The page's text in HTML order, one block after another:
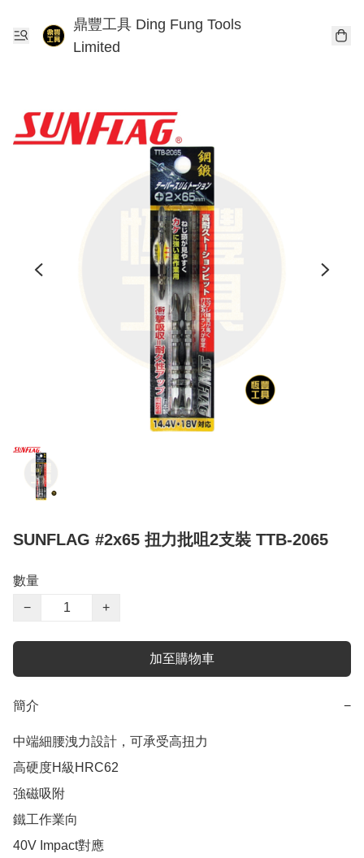
鼎豐工具 Ding Fung Tools
Limited
SUNFLAG #2x65 扭力批咀2支裝 TTB-2065
數量
−
+
加至購物車
簡介 −
中端細腰洩力設計，可承受高扭力
高硬度H級HRC62
強磁吸附
鐵工作業向
40V Impact對應